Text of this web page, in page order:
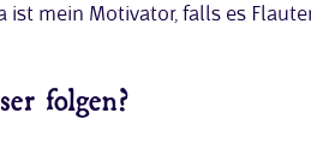
ist mein Motivator, falls es
folgen?